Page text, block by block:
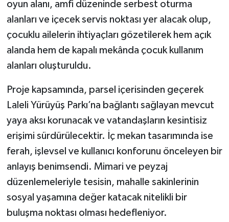
oyun alanı, amfi düzeninde serbest oturma
alanları ve içecek servis noktası yer alacak olup,
çocuklu ailelerin ihtiyaçları gözetilerek hem açık
alanda hem de kapalı mekânda çocuk kullanım
alanları oluşturuldu.
Proje kapsamında, parsel içerisinden geçerek
Laleli Yürüyüş Parkı’na bağlantı sağlayan mevcut
yaya aksı korunacak ve vatandaşların kesintisiz
erişimi sürdürülecektir. İç mekan tasarımında ise
ferah, işlevsel ve kullanıcı konforunu önceleyen bir
anlayış benimsendi. Mimari ve peyzaj
düzenlemeleriyle tesisin, mahalle sakinlerinin
sosyal yaşamına değer katacak nitelikli bir
buluşma noktası olması hedefleniyor.